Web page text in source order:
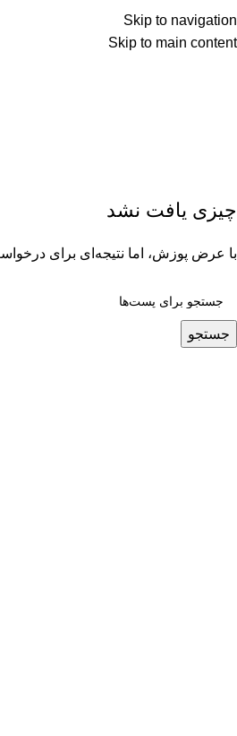
Skip to navigation
Skip to main content
چیزی یافت نشد
با عرض پوزش، اما نتیجه‌ای برای
جستجو